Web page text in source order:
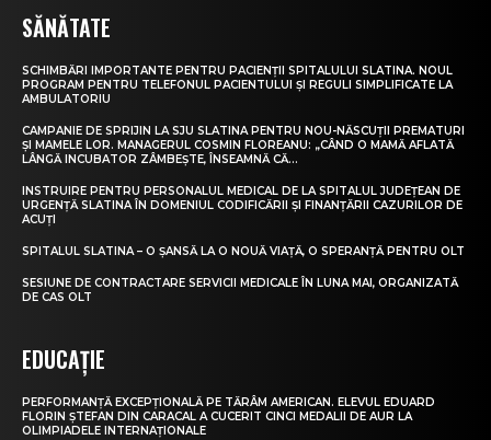
SĂNĂTATE
SCHIMBĂRI IMPORTANTE PENTRU PACIENȚII SPITALULUI SLATINA. NOUL
PROGRAM PENTRU TELEFONUL PACIENTULUI ȘI REGULI SIMPLIFICATE LA
AMBULATORIU
CAMPANIE DE SPRIJIN LA SJU SLATINA PENTRU NOU-NĂSCUȚII PREMATURI
ȘI MAMELE LOR. MANAGERUL COSMIN FLOREANU: „CÂND O MAMĂ AFLATĂ
LÂNGĂ INCUBATOR ZÂMBEȘTE, ÎNSEAMNĂ CĂ...
INSTRUIRE PENTRU PERSONALUL MEDICAL DE LA SPITALUL JUDEȚEAN DE
URGENȚĂ SLATINA ÎN DOMENIUL CODIFICĂRII ȘI FINANȚĂRII CAZURILOR DE
ACUȚI
SPITALUL SLATINA – O ȘANSĂ LA O NOUĂ VIAȚĂ, O SPERANȚĂ PENTRU OLT
SESIUNE DE CONTRACTARE SERVICII MEDICALE ÎN LUNA MAI, ORGANIZATĂ
DE CAS OLT
EDUCAȚIE
PERFORMANȚĂ EXCEPȚIONALĂ PE TĂRÂM AMERICAN. ELEVUL EDUARD
FLORIN ȘTEFAN DIN CARACAL A CUCERIT CINCI MEDALII DE AUR LA
OLIMPIADELE INTERNAȚIONALE